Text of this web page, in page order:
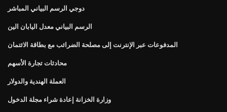
دوجي الرسم البياني المباشر
الرسم البياني معدل اليابان الين
المدفوعات عبر الإنترنت إلى مصلحة الضرائب مع بطاقة الائتمان
محادثات تجارة الأسهم
العملة الهندية والدولار
وزارة الخزانة إعادة شراء مجلة الدخول